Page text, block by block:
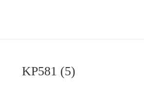
KP581 (5)